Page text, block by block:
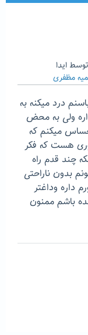
توسط ایدا
مظفری
درد میکنه به
ولی به محض
میکنم که
هست که فکر
چند قدم راه
بدون ناراحتی
داره وداغتر
باشم ممنون